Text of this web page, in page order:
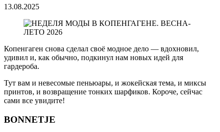
13.08.2025
Копенгаген снова сделал своё модное дело — вдохновил,
удивил и, как обычно, подкинул нам новых идей для
гардероба.
Тут вам и невесомые пеньюары, и жокейская тема, и миксы
принтов, и возвращение тонких шарфиков. Короче, сейчас
сами все увидите!
BONNETJE